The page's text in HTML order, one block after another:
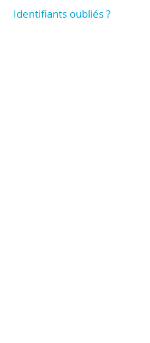
Identifiants oubliés ?